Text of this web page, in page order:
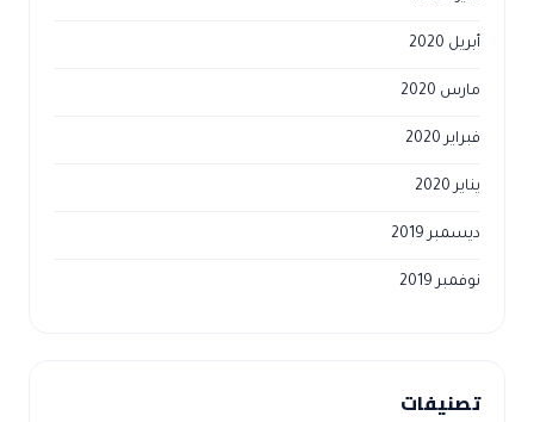
أبريل 2020
مارس 2020
فبراير 2020
يناير 2020
ديسمبر 2019
نوفمبر 2019
تصنيفات